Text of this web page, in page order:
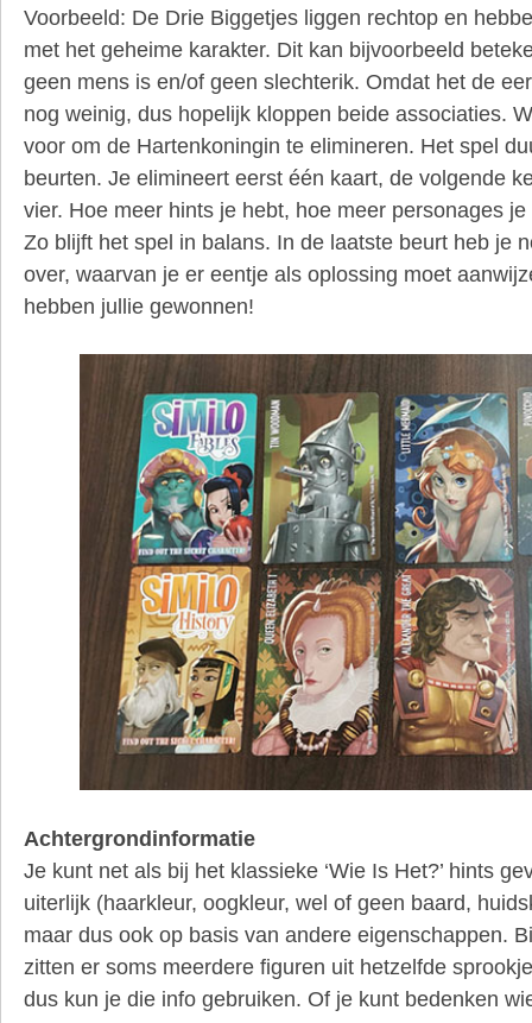
Voorbeeld: De Drie Biggetjes liggen rechtop en
met het geheime karakter. Dit kan bijvoorbeeld
geen mens is en/of geen slechterik. Omdat het de
nog weinig, dus hopelijk kloppen beide associaties.
voor om de Hartenkoningin te elimineren. Het spel
beurten. Je elimineert eerst één kaart, de volgende
vier. Hoe meer hints je hebt, hoe meer personages
Zo blijft het spel in balans. In de laatste beurt heb je
over, waarvan je er eentje als oplossing moet
hebben jullie gewonnen!
Achtergrondinformatie
Je kunt net als bij het klassieke ‘Wie Is Het?’ hints
uiterlijk (haarkleur, oogkleur, wel of geen baard,
maar dus ook op basis van andere eigenschappen.
zitten er soms meerdere figuren uit hetzelfde
dus kun je die info gebruiken. Of je kunt bedenken